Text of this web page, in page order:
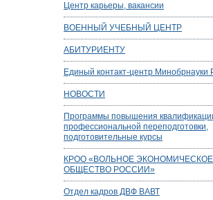
Центр карьеры, вакансии
ВОЕННЫЙ УЧЕБНЫЙ ЦЕНТР
АБИТУРИЕНТУ
Единый контакт-центр Минобрнауки
НОВОСТИ
Программы повышения
профессиональной переподготовки,
подготовительные курсы
КРОО «ВОЛЬНОЕ ЭКОНОМИЧЕСКОЕ
ОБЩЕСТВО РОССИИ»
Отдел кадров ДВФ ВАВТ